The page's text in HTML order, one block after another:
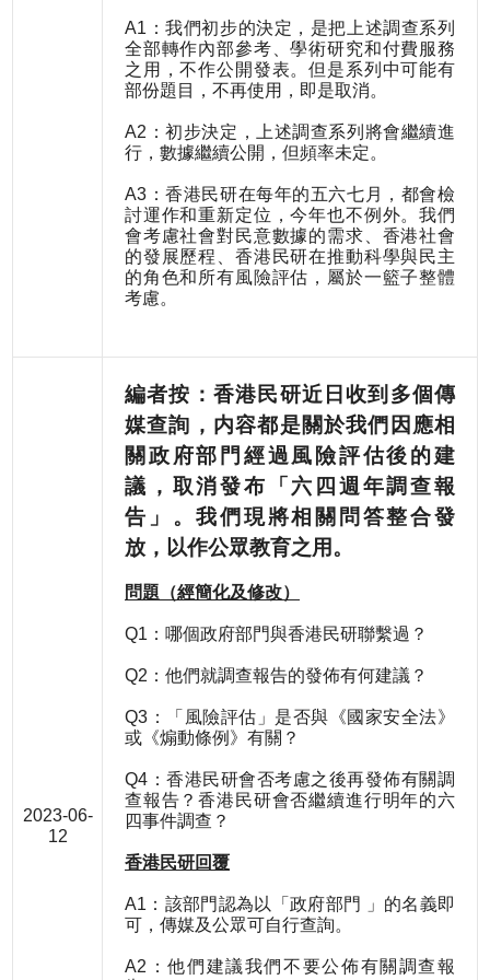
A1：我們初步的決定，是把上述調查系列
全部轉作內部參考、學術研究和付費服務
之用，不作公開發表。但是系列中可能有
部份題目，不再使用，即是取消。
A2：初步決定，上述調查系列將會繼續進
行，數據繼續公開，但頻率未定。
A3：香港民研在每年的五六七月，都會檢
討運作和重新定位，今年也不例外。我們
會考慮社會對民意數據的需求、香港社會
的發展歷程、香港民研在推動科學與民主
的角色和所有風險評估，屬於一籃子整體
考慮。
2023-06-
12
編者按：香港民研近日收到多個傳
媒查詢，内容都是關於我們因應相
關政府部門經過風險評估後的建
議，取消發布「六四週年調查報
告」。我們現將相關問答整合發
放，以作公眾教育之用。
問題（經簡化及修改）
Q1：哪個政府部門與香港民研聯繫過？
Q2：他們就調查報告的發佈有何建議？
Q3：「風險評估」是否與《國家安全法》
或《煽動條例》有關？
Q4：香港民研會否考慮之後再發佈有關調
查報告？香港民研會否繼續進行明年的六
四事件調查？
香港民研回覆
A1：該部門認為以「政府部門 」的名義即
可，傳媒及公眾可自行查詢。
A2：他們建議我們不要公佈有關調查報